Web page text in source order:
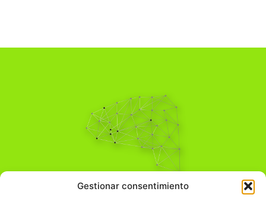
Gestionar consentimiento
Pensamiento Crítico